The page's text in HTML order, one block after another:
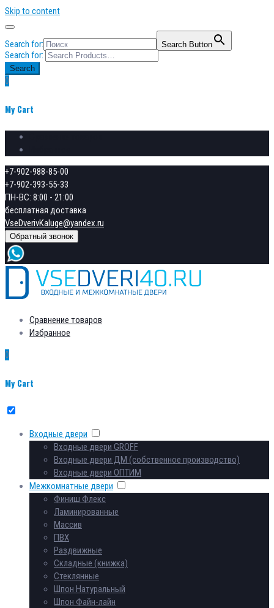
Skip to content
Search for: Search Button
Search for:
Search
0
My Cart
+7-902-988-85-00
+7-902-393-55-33
ПН-ВС: 8:00 - 21:00
бесплатная доставка
VseDverivKaluge@yandex.ru
Обратный звонок
Сравнение товаров
Избранное
0
My Cart
Входные двери
Входные двери GROFF
Входные двери ДМ (собственное производство)
Входные двери ОПТИМ
Межкомнатные двери
Финиш Флекс
Ламинированные
Массив
ПВХ
Раздвижные
Складные (книжка)
Стеклянные
Шпон Натуральный
Шпон Файн-лайн